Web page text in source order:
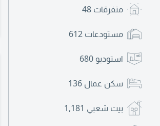
متفرقات 48
مستودعات 612
استوديو 680
سكن عمال 136
بيت شعبي 1,181